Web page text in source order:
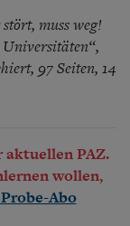
muss weg!
97 Seiten, 14
PAZ.
wollen,
Abo